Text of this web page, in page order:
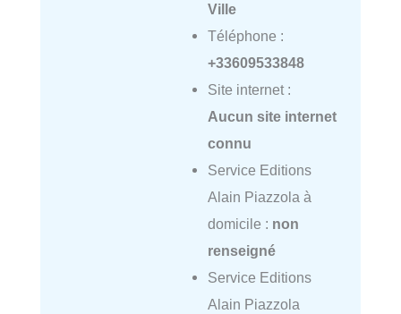
Ville
Téléphone :
+33609533848
Site internet :
Aucun site internet
connu
Service Editions
Alain Piazzola à
domicile : non
renseigné
Service Editions
Alain Piazzola